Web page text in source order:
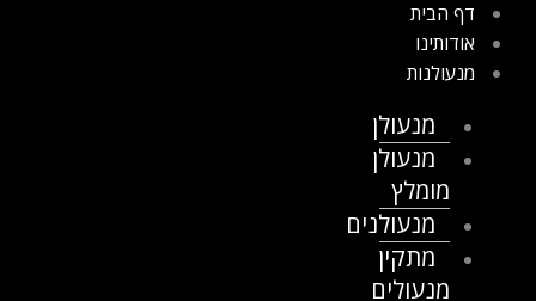
דף הבית
אודותינו
מנעולנות
מנעולן
מנעולן
מומלץ
מנעולנים
מתקין
מנעולים